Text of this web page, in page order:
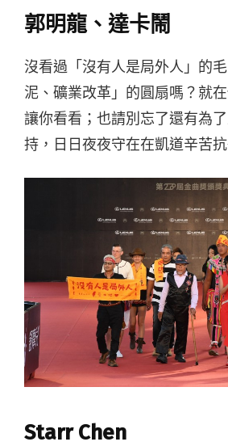
郭明龍、達卡鬧
沒看過「沒有人是局外人」的
泥、礦業改革」的圓扇嗎？就
讓你看看；也請別忘了還有為
持，日日夜夜守在在凱道辛苦
Starr Chen